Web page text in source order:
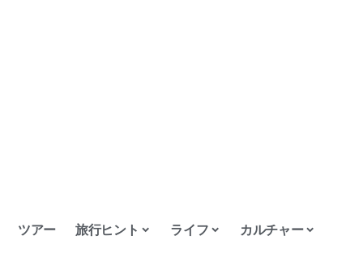
ツアー 旅行ヒント ライフ カルチャー